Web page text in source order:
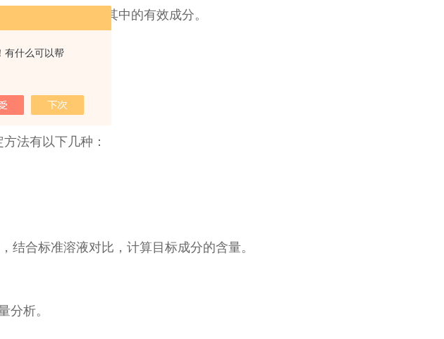
有什么可以帮
进行接触并溶解其中的有效成分。
法有以下几种：
结合标准溶液对比，计算目标成分的含量。
分析。